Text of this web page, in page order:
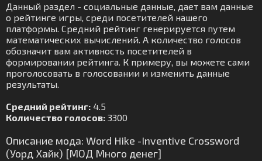
Данный раздел - социальные данные, дает вам данные
о рейтинге игры, среди посетителей нашего
платформы. Средний рейтинг генерируется путем
математических вычислений. А количество голосов
обозначит вам активность посетителей в
формировании рейтинга. К примеру, вы можете сами
проголосовать в голосовании и изменить данные
результаты.
Средний рейтинг: 4.5
Количество голосов: 3300
Описание мода: Word Hike -Inventive Crossword
(Уорд Хайк) [МОД Много денег]